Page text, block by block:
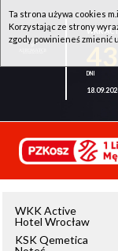
WKK
WKK Active
Hotel Wrocław
KSK Qemetica
Ta strona używa cookies
Korzystając ze strony
zgody powinieneś zmienić